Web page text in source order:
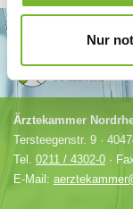
Nur
Ärztekammer
Tersteegenstr. 9 ·
Tel. 0211 / 4302-0 ·
E-Mail: